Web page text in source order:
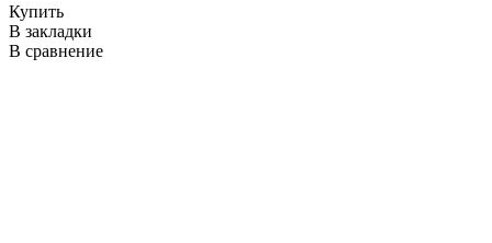
Купить
В закладки
В сравнение